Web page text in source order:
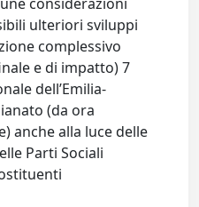
ulteriori sviluppi
complessivo
e di impatto) 7
dell’Emilia-
(da ora
anche alla luce delle
Parti Sociali